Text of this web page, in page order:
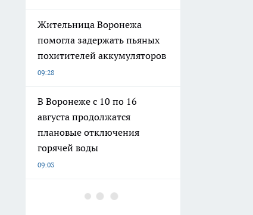
Жительница Воронежа
помогла задержать пьяных
похитителей аккумуляторов
09:28
В Воронеже с 10 по 16
августа продолжатся
плановые отключения
горячей воды
09:03
Помидоры не кислые, а